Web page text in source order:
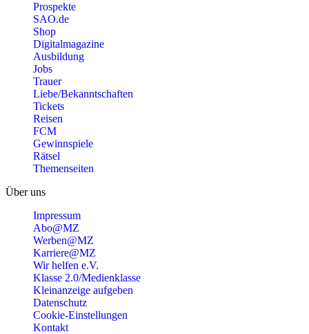
Prospekte
SAO.de
Shop
Digitalmagazine
Ausbildung
Jobs
Trauer
Liebe/Bekanntschaften
Tickets
Reisen
FCM
Gewinnspiele
Rätsel
Themenseiten
Über uns
Impressum
Abo@MZ
Werben@MZ
Karriere@MZ
Wir helfen e.V.
Klasse 2.0/Medienklasse
Kleinanzeige aufgeben
Datenschutz
Cookie-Einstellungen
Kontakt